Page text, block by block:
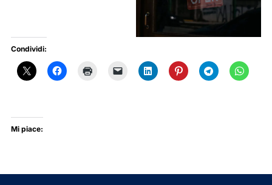
Condividi:
Mi piace: